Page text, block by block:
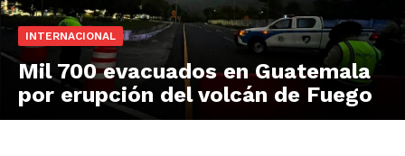
INTERNACIONAL
Mil 700 evacuados en Guatemala
por erupción del volcán de Fuego